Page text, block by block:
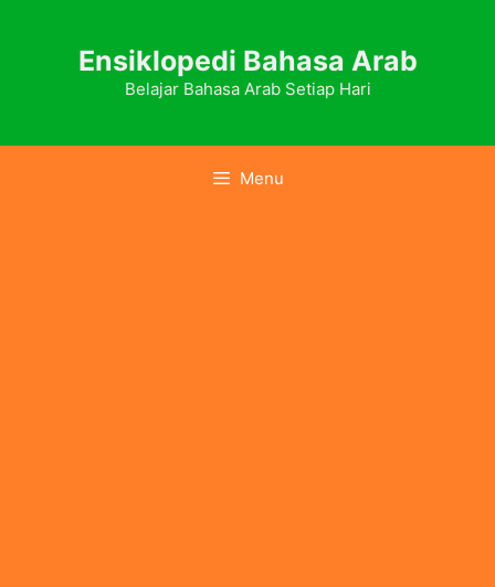
Ensiklopedi Bahasa Arab
Belajar Bahasa Arab Setiap Hari
Menu